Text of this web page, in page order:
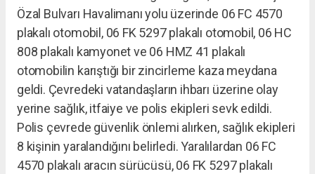
Özal Bulvarı Havalimanı yolu üzerinde 06 FC 4570
plakalı otomobil, 06 FK 5297 plakalı otomobil, 06 HC
808 plakalı kamyonet ve 06 HMZ 41 plakalı
otomobilin karıştığı bir zincirleme kaza meydana
geldi. Çevredeki vatandaşların ihbarı üzerine olay
yerine sağlık, itfaiye ve polis ekipleri sevk edildi.
Polis çevrede güvenlik önlemi alırken, sağlık ekipleri
8 kişinin yaralandığını belirledi. Yaralılardan 06 FC
4570 plakalı aracın sürücüsü, 06 FK 5297 plakalı